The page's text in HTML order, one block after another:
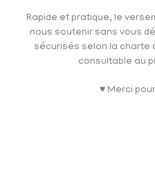
Rapide et pratique, le
nous soutenir sans vous
sécurisés selon la charte
consultable au
♥ Merci